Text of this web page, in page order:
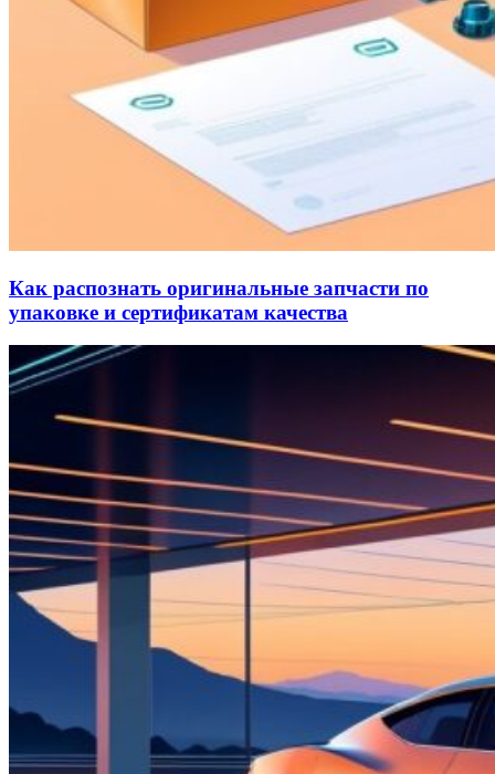
Как распознать оригинальные запчасти по
упаковке и сертификатам качества